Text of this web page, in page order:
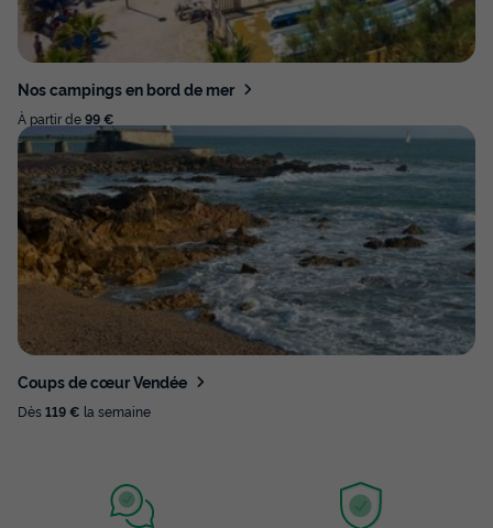
Nos campings en bord de mer
À partir de99 €
Coups de cœur Vendée
Dès119 € la semaine